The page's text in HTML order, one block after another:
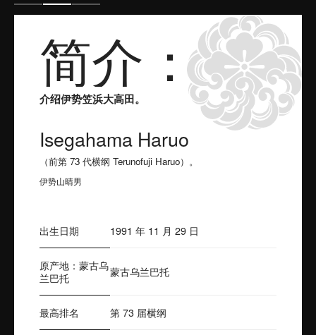
介绍伊势笠浜大高田。
简介：
Isegahama Haruo
（前第 73 代横纲 Terunofuji Haruo）。
伊势山晴男
出生日期 1991 年 11 月 29 日
原产地：蒙古乌
兰巴托
蒙古乌兰巴托
最高排名 第 73 届横纲